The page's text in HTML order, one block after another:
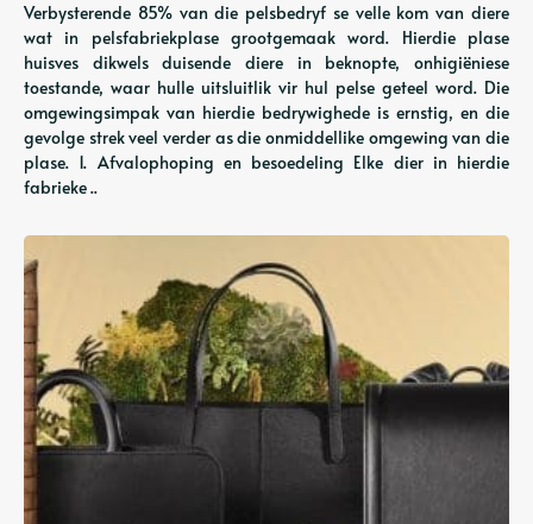
Verbysterende 85% van die pelsbedryf se velle kom van diere
wat in pelsfabriekplase grootgemaak word. Hierdie plase
huisves dikwels duisende diere in beknopte, onhigiëniese
toestande, waar hulle uitsluitlik vir hul pelse geteel word. Die
omgewingsimpak van hierdie bedrywighede is ernstig, en die
gevolge strek veel verder as die onmiddellike omgewing van die
plase. 1. Afvalophoping en besoedeling Elke dier in hierdie
fabrieke ..